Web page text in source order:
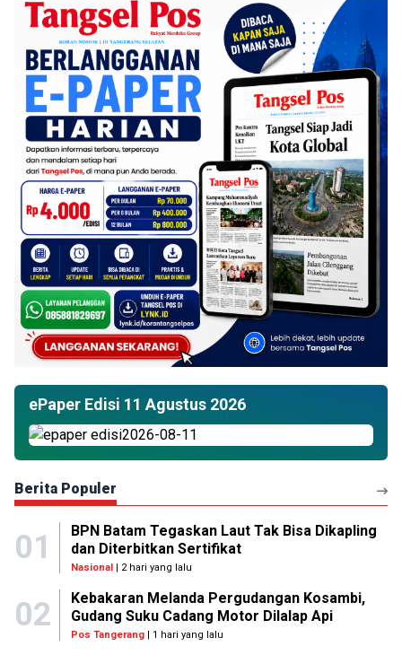
ePaper Edisi 11 Agustus 2026
Berita Populer
01
BPN Batam Tegaskan Laut Tak Bisa Dikapling
dan Diterbitkan Sertifikat
Nasional| 2 hari yang lalu
02
Kebakaran Melanda Pergudangan Kosambi,
Gudang Suku Cadang Motor Dilalap Api
Pos Tangerang| 1 hari yang lalu